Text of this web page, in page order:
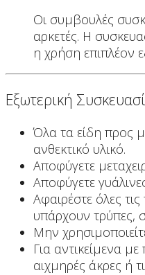
Οι συμβουλές
αρκετές. Η
η χρήση επιπλέον
Εξωτερική
Όλα τα είδη προς
ανθεκτικό υλικό.
Αποφύγετε
Αποφύγετε
Αφαιρέστε όλες
υπάρχουν τρύπες,
Μην
Για αντικείμενα
αιχμηρές άκρες ή